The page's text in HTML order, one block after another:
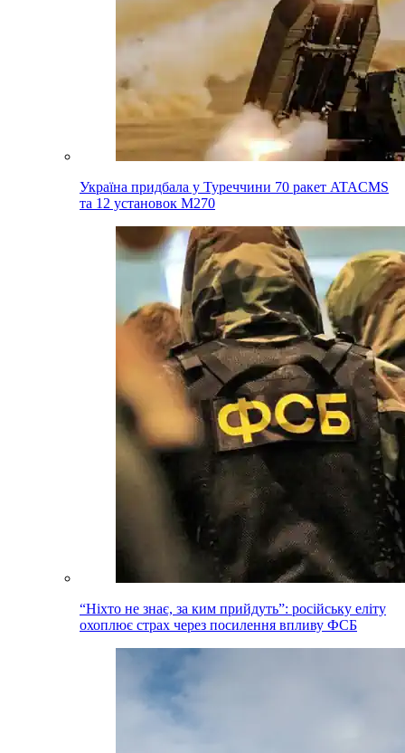
Україна придбала у Туреччини 70 ракет ATACMS
та 12 установок M270
“Ніхто не знає, за ким прийдуть”: російську еліту
охоплює страх через посилення впливу ФСБ